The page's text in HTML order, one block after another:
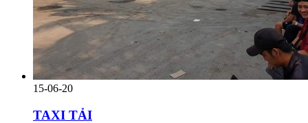
15-06-20
TAXI TẢI